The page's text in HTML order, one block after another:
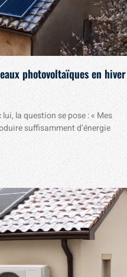
photovoltaïques en hiver
la question se pose : « Mes
suffisamment d’énergie